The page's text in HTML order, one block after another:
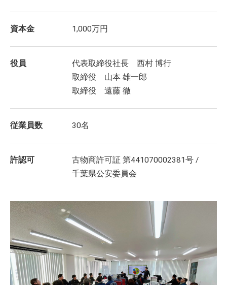
資本金 1,000万円
役員
代表取締役社長 西村 博行
取締役 山本 雄一郎
取締役 遠藤 徹
従業員数 30名
許認可
古物商許可証 第441070002381号 /
千葉県公安委員会